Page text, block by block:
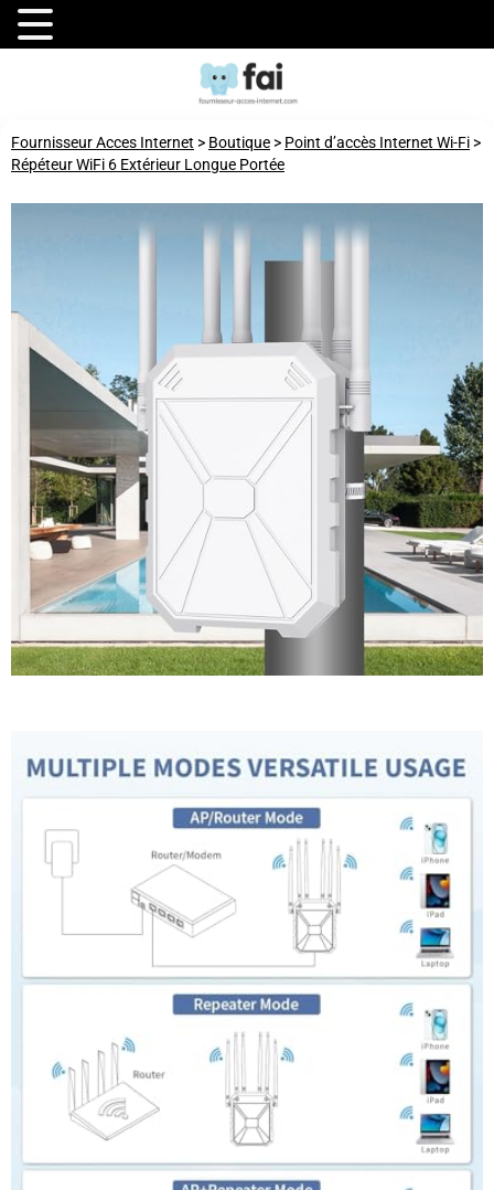
Fournisseur Acces Internet > Boutique > Point d’accès Internet Wi-Fi >
Répéteur WiFi 6 Extérieur Longue Portée